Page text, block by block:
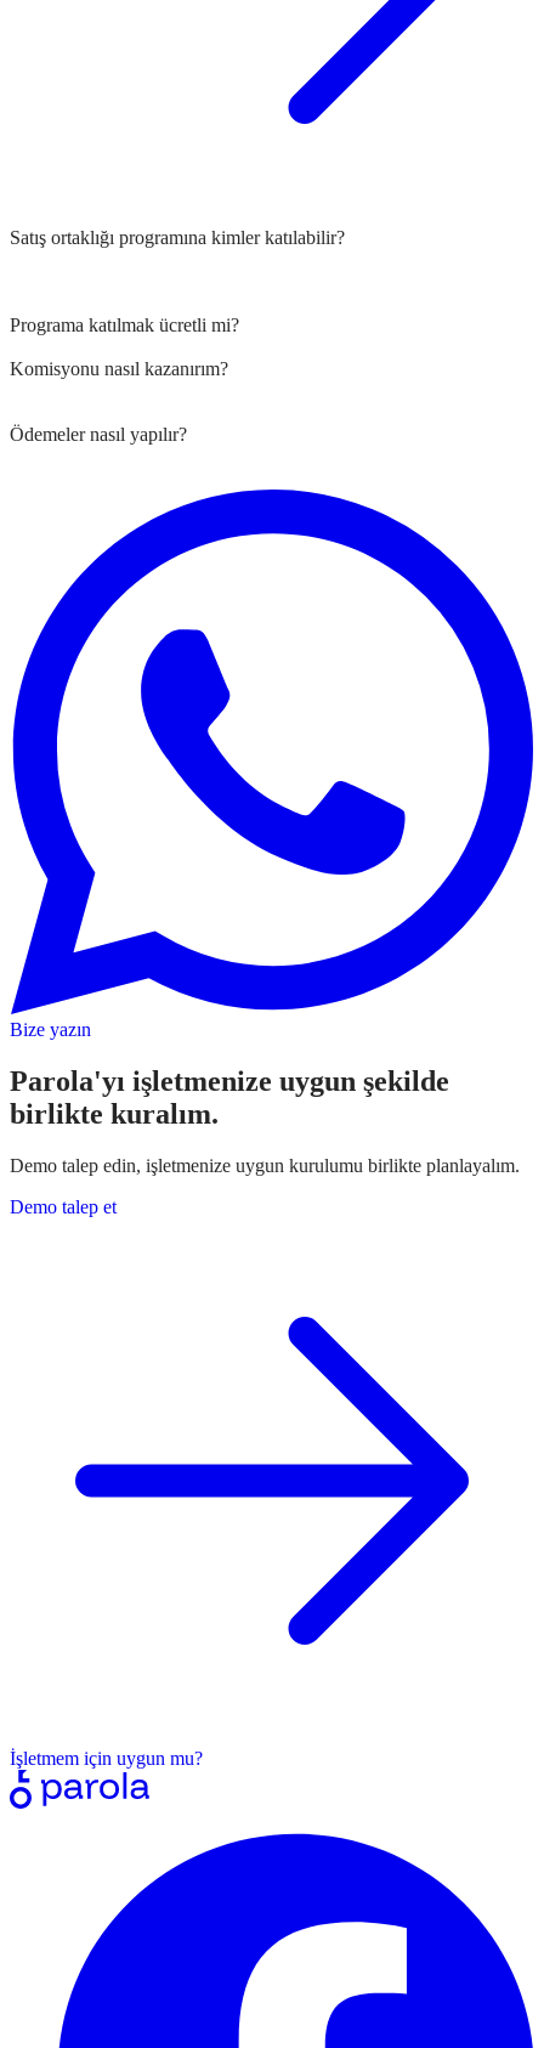
Satış ortaklığı programına kimler katılabilir?
Programa katılmak ücretli mi?
Komisyonu nasıl kazanırım?
Ödemeler nasıl yapılır?
Bize yazın
Parola'yı işletmenize uygun şekilde
birlikte kuralım.
Demo talep edin, işletmenize uygun kurulumu birlikte planlayalım.
Demo talep et
İşletmem için uygun mu?